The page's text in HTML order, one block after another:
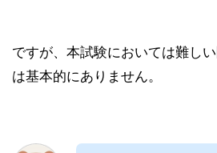
ですが、本試験においては難し
は基本的にありません。